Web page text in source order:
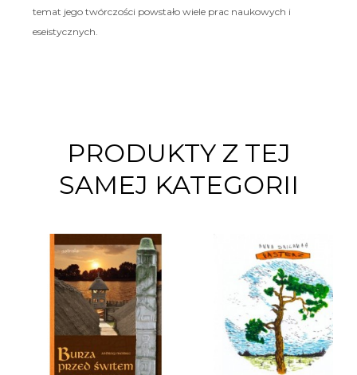
temat jego twórczości powstało wiele prac naukowych i
eseistycznych.
PRODUKTY Z TEJ
SAMEJ KATEGORII